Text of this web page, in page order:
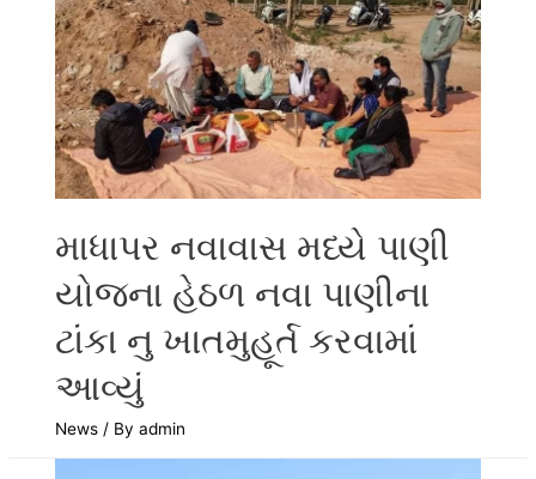
માધાપર નવાવાસ મધ્યે પાણી
યોજના હેઠળ નવા પાણીના
ટાંકા નુ ખાતમુહૂર્ત કરવામાં
આવ્યું
News / Byadmin